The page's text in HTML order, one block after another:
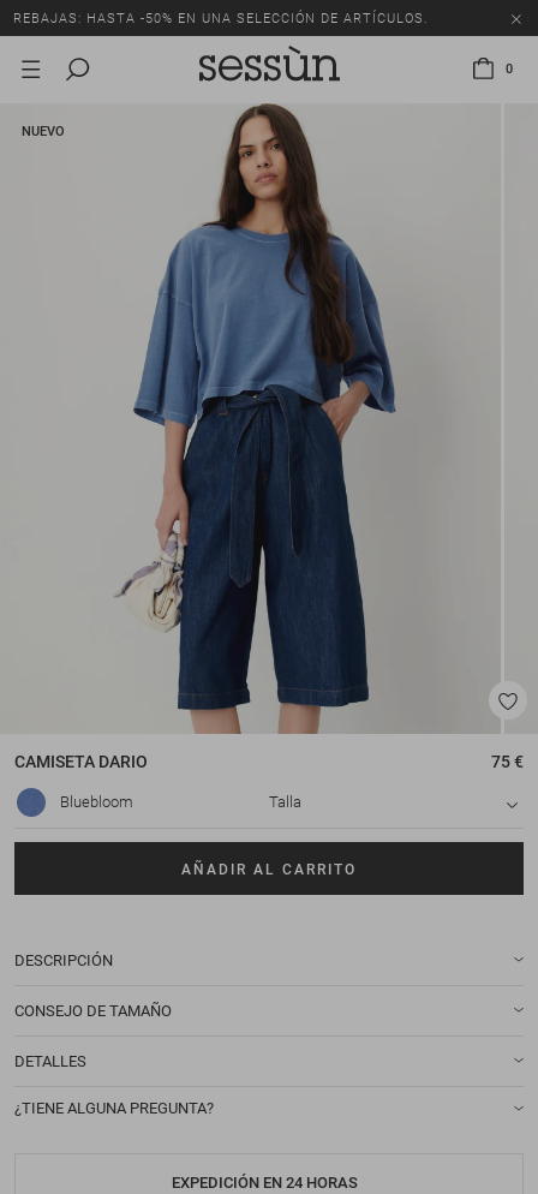
REBAJAS: HASTA -50% EN UNA SELECCIÓN DE ARTÍCULOS.
0
NUEVO
CAMISETA DARIO 75 €
Bluebloom Talla
AÑADIR AL CARRITO
DESCRIPCIÓN
CONSEJO DE TAMAÑO
DETALLES
¿TIENE ALGUNA PREGUNTA?
EXPEDICIÓN EN 24 HORAS